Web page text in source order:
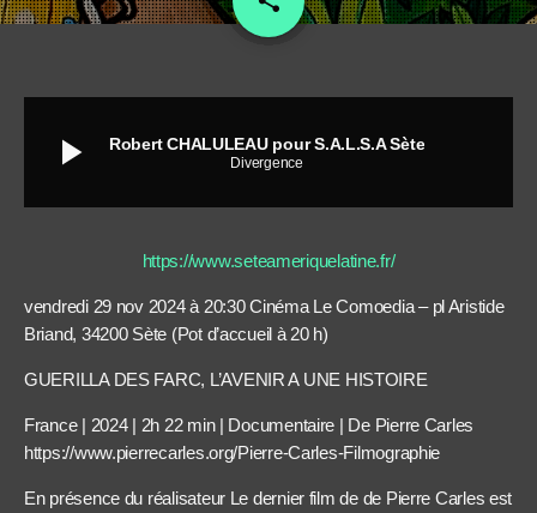
play_arrow Robert CHALULEAU pour S.A.L.S.A Sète
Divergence
https://www.seteameriquelatine.fr/
vendredi 29 nov 2024 à 20:30 Cinéma Le Comoedia – pl Aristide
Briand, 34200 Sète (Pot d’accueil à 20 h)
GUERILLA DES FARC, L’AVENIR A UNE HISTOIRE
France | 2024 | 2h 22 min | Documentaire | De Pierre Carles
https://www.pierrecarles.org/Pierre-Carles-Filmographie
En présence du réalisateur Le dernier film de de Pierre Carles est